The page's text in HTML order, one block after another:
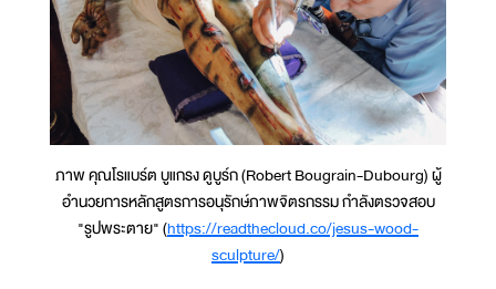
ภาพ คุณโรแบร์ต บูแกรง ดูบูร์ก (Robert Bougrain-Dubourg) ผู้
อำนวยการหลักสูตรการอนุรักษ์ภาพจิตรกรรม กำลังตรวจสอบ
"รูปพระตาย" (https://readthecloud.co/jesus-wood-
sculpture/)